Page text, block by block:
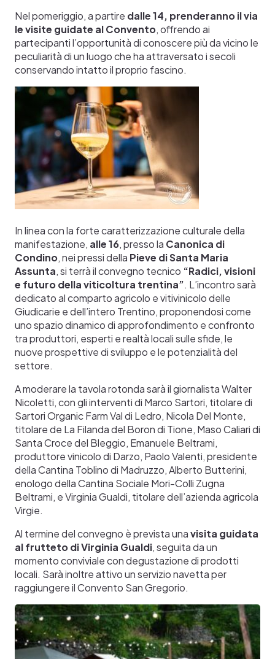
Nel pomeriggio, a partire dalle 14, prenderanno il via
le visite guidate al Convento, offrendo ai
partecipanti l’opportunità di conoscere più da vicino le
peculiarità di un luogo che ha attraversato i secoli
conservando intatto il proprio fascino.
In linea con la forte caratterizzazione culturale della
manifestazione, alle 16, presso la Canonica di
Condino, nei pressi della Pieve di Santa Maria
Assunta, si terrà il convegno tecnico “Radici, visioni
e futuro della viticoltura trentina”. L’incontro sarà
dedicato al comparto agricolo e vitivinicolo delle
Giudicarie e dell’intero Trentino, proponendosi come
uno spazio dinamico di approfondimento e confronto
tra produttori, esperti e realtà locali sulle sfide, le
nuove prospettive di sviluppo e le potenzialità del
settore.
A moderare la tavola rotonda sarà il giornalista Walter
Nicoletti, con gli interventi di Marco Sartori, titolare di
Sartori Organic Farm Val di Ledro, Nicola Del Monte,
titolare de La Filanda del Boron di Tione, Maso Caliari di
Santa Croce del Bleggio, Emanuele Beltrami,
produttore vinicolo di Darzo, Paolo Valenti, presidente
della Cantina Toblino di Madruzzo, Alberto Butterini,
enologo della Cantina Sociale Mori-Colli Zugna
Beltrami, e Virginia Gualdi, titolare dell’azienda agricola
Virgie.
Al termine del convegno è prevista unavisita guidata
al frutteto di Virginia Gualdi, seguita da un
momento conviviale con degustazione di prodotti
locali. Sarà inoltre attivo un servizio navetta per
raggiungere il Convento San Gregorio.